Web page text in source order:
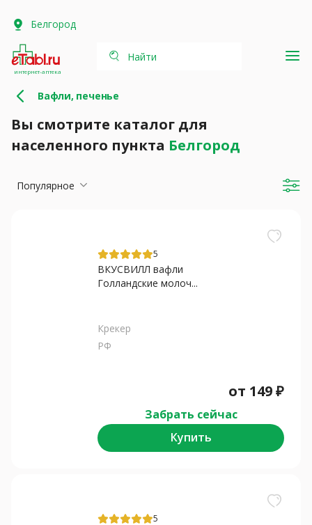
Белгород
интернет-аптека
Найти
Вафли, печенье
Вы смотрите каталог для
населенного пункта Белгород
Популярное
5
ВКУСВИЛЛ вафли
Голландские молоч...
Крекер
РФ
от 149₽
Забрать сейчас
Купить
5